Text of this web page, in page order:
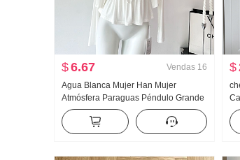
$6.67 Vendas 16
Agua Blanca Mujer Han Mujer
Atmósfera Paraguas Péndulo Grande
u Collar Tirantes Dos Ropa Diseño
Sentido Cárdigan Mujer Verano
Adelgazante Tirantes Top
$